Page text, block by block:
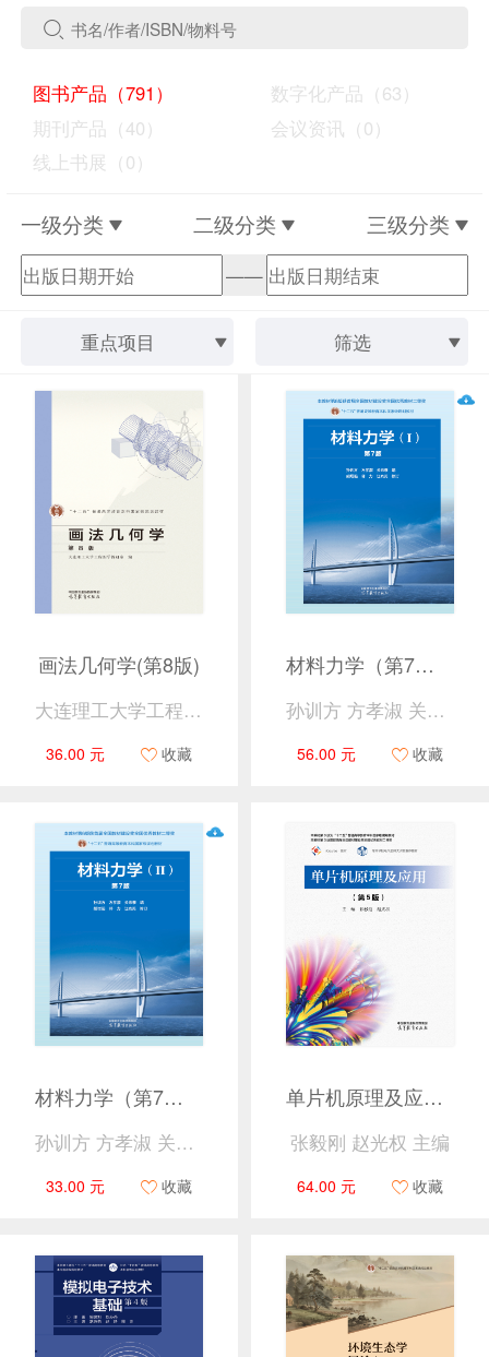
图书产品（791）
数字化产品（63）
期刊产品（40）
会议资讯（0）
线上书展（0）
一级分类 二级分类 三级分类
——
重点项目 筛选
画法几何学(第8版)
大连理工大学工程图学教研室
36.00 元 收藏
材料力学（第7版）（I）
孙训方 方孝淑 关来泰 编
56.00 元 收藏
材料力学（第7版）（Ⅱ）
孙训方 方孝淑 关来泰
33.00 元 收藏
单片机原理及应用（第5版）
张毅刚 赵光权 主编
64.00 元 收藏